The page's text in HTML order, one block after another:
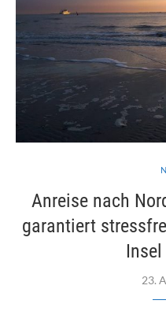
Anreise nach
garantiert
23.